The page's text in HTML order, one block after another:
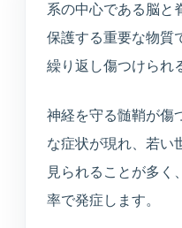
不安や不眠、ストレス
す。
プラセンタや点滴療法
健康診断
企業健診や特定健診な
系の中心である脳と
保護する重要な物質
繰り返し傷つけられ
神経を守る髄鞘が傷
な症状が現れ、若い
見られることが多く
率で発症します。